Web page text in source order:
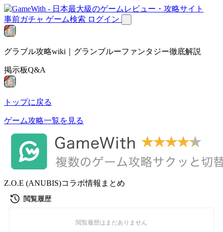
事前ガチャ ゲーム検索 ログイン
グラブル攻略wiki｜グランブルーファンタジー徹底解説
掲示板Q&A
トップに戻る
ゲーム攻略一覧を見る
Z.O.E (ANUBIS)コラボ情報まとめ